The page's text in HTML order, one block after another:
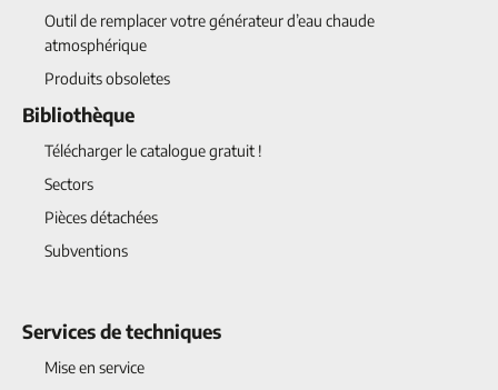
Outil de remplacer votre générateur d’eau chaude
atmosphérique
Produits obsoletes
Bibliothèque
Télécharger le catalogue gratuit !
Sectors
Pièces détachées
Subventions
Services de techniques
Mise en service